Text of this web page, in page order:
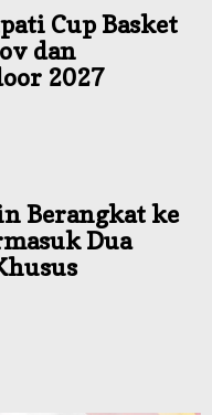
Cup Basket
dan
2027
Berangkat ke
Dua